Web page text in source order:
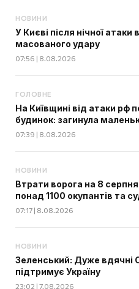
НОВИНИ
У Києві після нічної
масованого удару
07:56 | 8.08.2026
ГОЛОВНЕ
На Київщині від атаки рф
будинок: загинула
07:39 | 8.08.2026
НОВИНИ
Втрати ворога на 8
понад 1100 окупантів та
07:17 | 8.08.2026
НОВИНИ
Зеленський: Дуже вдячні
підтримує Україну
23:02 | 7.08.2026